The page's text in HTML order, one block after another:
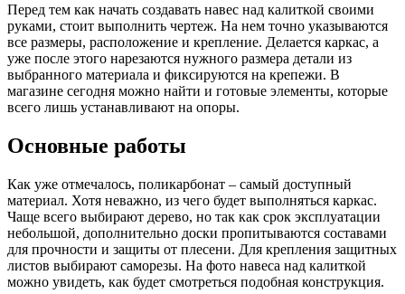
Перед тем как начать создавать навес над калиткой своими
руками, стоит выполнить чертеж. На нем точно указываются
все размеры, расположение и крепление. Делается каркас, а
уже после этого нарезаются нужного размера детали из
выбранного материала и фиксируются на крепежи. В
магазине сегодня можно найти и готовые элементы, которые
всего лишь устанавливают на опоры.
Основные работы
Как уже отмечалось, поликарбонат – самый доступный
материал. Хотя неважно, из чего будет выполняться каркас.
Чаще всего выбирают дерево, но так как срок эксплуатации
небольшой, дополнительно доски пропитываются составами
для прочности и защиты от плесени. Для крепления защитных
листов выбирают саморезы. На фото навеса над калиткой
можно увидеть, как будет смотреться подобная конструкция.